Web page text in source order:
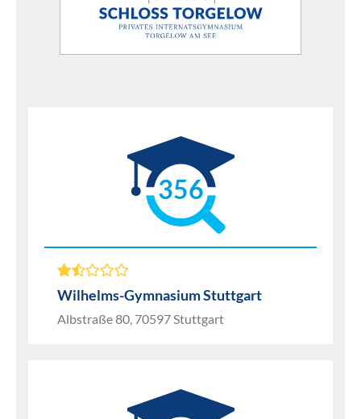
356
Wilhelms-Gymnasium Stuttgart
Albstraße 80, 70597 Stuttgart